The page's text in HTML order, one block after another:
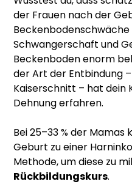
der Frauen nach der
Schwangerschaft und
Beckenboden enorm
der Art der Entbindung
Kaiserschnitt – hat dein
Dehnung erfahren.
Bei 25–33 % der
Geburt zu einer
Methode, um diese zu
Rückbildungskurs.